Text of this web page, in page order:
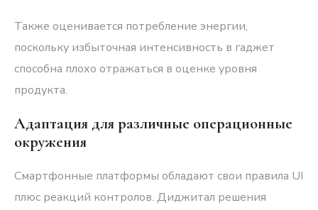
Также оценивается потребление энергии,
поскольку избыточная интенсивность в гаджет
способна плохо отражаться в оценке уровня
продукта.
Адаптация для различные операционные
окружения
Смартфонные платформы обладают свои правила UI
плюс реакций контролов. Диджитал решения